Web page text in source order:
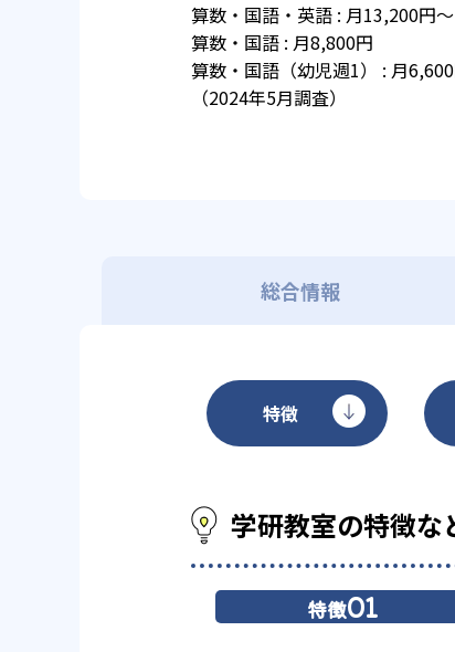
算数・国語・英語 : 月13,200円～
算数・国語 : 月8,800円
算数・国語（幼児週1） : 月
（2024年5月調査）
総合情報
特徴
学研教室の特徴な
特徴01